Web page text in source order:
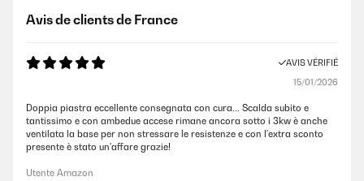
Avis de clients de France
AVIS VÉRIFIÉ
15/01/2026
Doppia piastra eccellente consegnata con cura... Scalda subito e
tantissimo e con ambedue accese rimane ancora sotto i 3kw è anche
ventilata la base per non stressare le resistenze e con l'extra sconto
presente è stato un'affare grazie!
Utente Amazon